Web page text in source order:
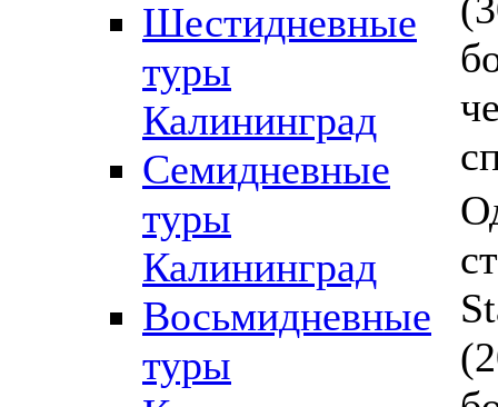
Шестидневные
туры
Калининград
Семидневные
туры
Калининград
Восьмидневные
туры